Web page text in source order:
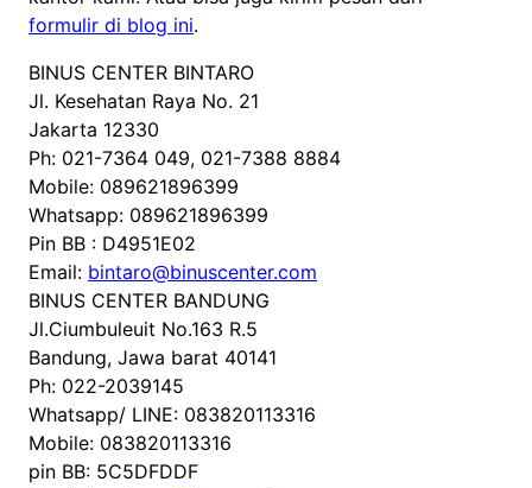
formulir di blog ini.
BINUS CENTER BINTARO
Jl. Kesehatan Raya No. 21
Jakarta 12330
Ph: 021-7364 049, 021-7388 8884
Mobile: 089621896399
Whatsapp: 089621896399
Pin BB : D4951E02
Email: bintaro@binuscenter.com
BINUS CENTER BANDUNG
Jl.Ciumbuleuit No.163 R.5
Bandung, Jawa barat 40141
Ph: 022-2039145
Whatsapp/ LINE: 083820113316
Mobile: 083820113316
pin BB: 5C5DFDDF